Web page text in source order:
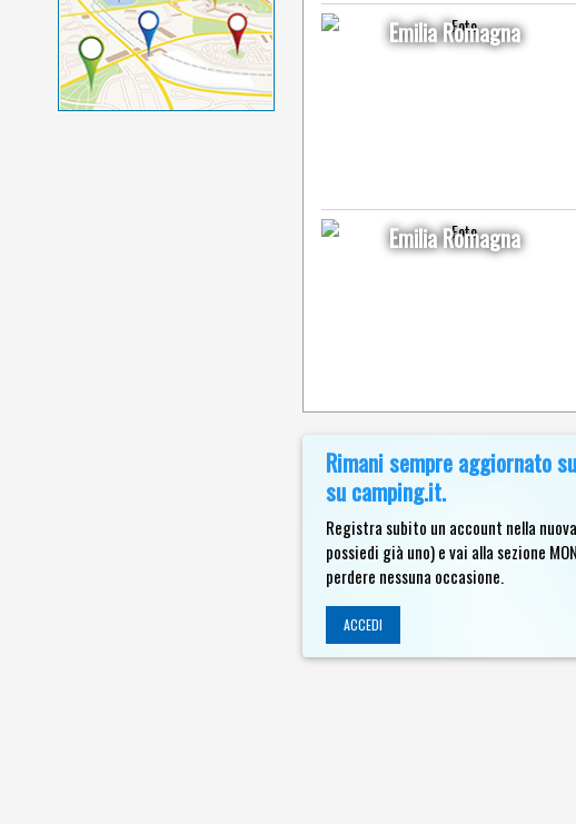
Emilia Romagna
Emilia Romagna
Rimani sempre aggiornato
su camping.it.
Registra subito un account nella
possiedi già uno) e vai alla sezione
perdere nessuna occasione.
ACCEDI